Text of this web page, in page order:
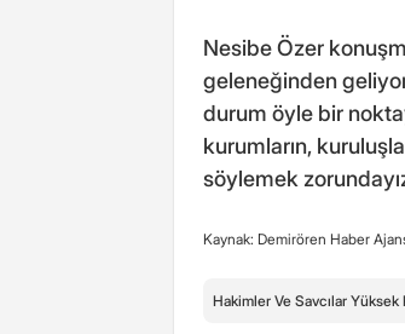
Nesibe Özer
geleneğinden
durum öyle bir
kurumların,
söylemek
Kaynak: Demirören Haber
Hakimler Ve Savcılar Yüksek